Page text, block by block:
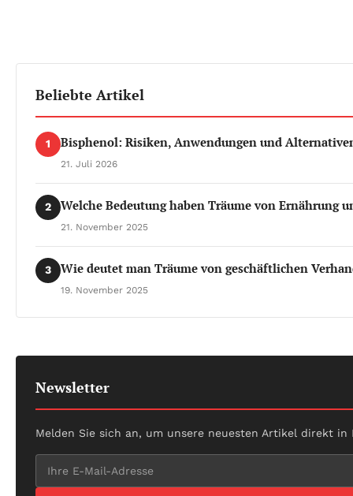
Beliebte Artikel
1 Bisphenol: Risiken, Anwendungen und
21. Juli 2026
2 Welche Bedeutung haben Träume von Ernährung
21. November 2025
3 Wie deutet man Träume von geschäftlichen
19. November 2025
Newsletter
Melden Sie sich an, um unsere neuesten Artikel direkt